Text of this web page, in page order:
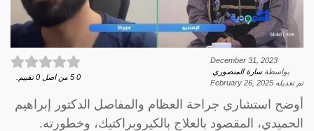
December 31, 2023
بواسطةسارة المنصوري
تم تعديله February 26, 2025
0
5 من اصل 0 تقييم.
أوضح استشاري جراحة العظام والمفاصل الدكتور إبراهيم
الحميدي، المقصود بالعلاج بالكيروبراكتيك، وخطورته.